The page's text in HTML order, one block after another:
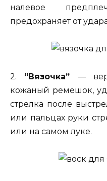
налевое
предохраняет от
2. “Вязочка” —
кожаный ремешок,
стрелка после
или пальцах руки
или на самом луке.